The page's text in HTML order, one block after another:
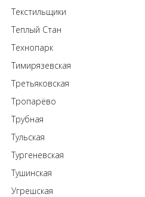
Текстильщики
Теплый Стан
Технопарк
Тимирязевская
Третьяковская
Тропарёво
Трубная
Тульская
Тургеневская
Тушинская
Угрешская